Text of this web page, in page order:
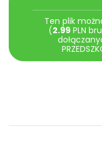
Archiwalne
Pomoc
Promocje
Ten plik
(2.99PLN